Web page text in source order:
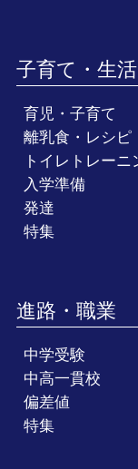
子育て・生活
育児・子育て
離乳食・レシピ
トイレトレーニ
入学準備
発達
特集
進路・職業
中学受験
中高一貫校
偏差値
特集